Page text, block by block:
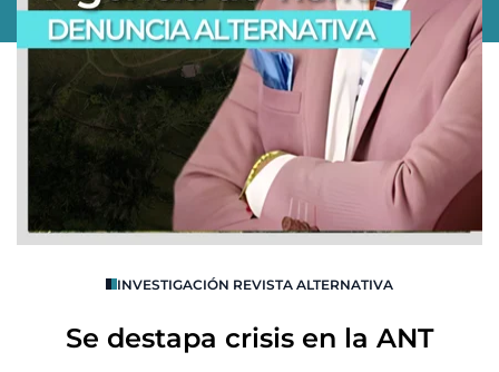
INVESTIGACIÓN REVISTA ALTERNATIVA
Se destapa crisis en la ANT